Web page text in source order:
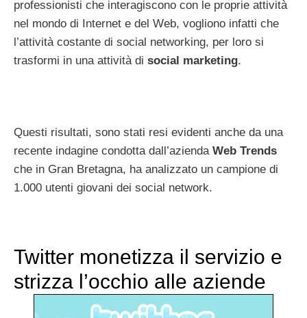
professionisti che interagiscono con le proprie attività
nel mondo di Internet e del Web, vogliono infatti che
l’attività costante di social networking, per loro si
trasformi in una attività di social marketing.
Questi risultati, sono stati resi evidenti anche da una
recente indagine condotta dall’azienda Web Trends
che in Gran Bretagna, ha analizzato un campione di
1.000 utenti giovani dei social network.
Twitter monetizza il servizio e
strizza l’occhio alle aziende